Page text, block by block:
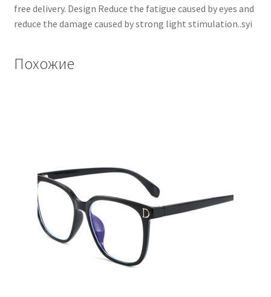
free delivery. Design Reduce the fatigue caused by eyes and
reduce the damage caused by strong light stimulation..syi
Похожие